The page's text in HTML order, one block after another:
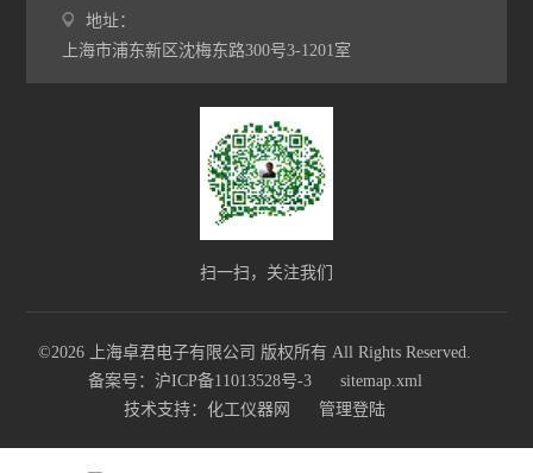
地址：
上海市浦东新区沈梅东路300号3-1201室
扫一扫，关注我们
©2026 上海卓君电子有限公司 版权所有 All Rights Reserved.
备案号：沪ICP备11013528号-3
sitemap.xml
技术支持： 化工仪器网 管理登陆